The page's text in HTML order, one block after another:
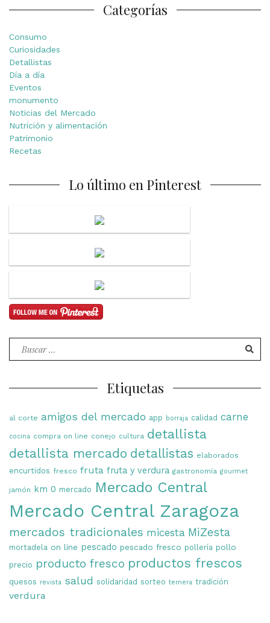
Categorías
Consumo
Curiosidades
Detallistas
Día a día
Eventos
monumento
Noticias del Mercado
Nutrición y alimentación
Patrimonio
Recetas
Lo último en Pinterest
Etiquetas
al corte amigos del mercado app borraja calidad carne
cocina compra on line conejo cultura detallista
detallista mercado detallistas elaborados
encurtidos fresco fruta fruta y verdura gastronomía gourmet
jamón km 0 mercado Mercado Central
Mercado Central Zaragoza
mercados tradicionales micesta MiZesta
mortadela on line pescado pescado fresco pollería pollo
precio producto fresco productos frescos
quesos revista salud solidaridad sorteo ternera tradición
verdura